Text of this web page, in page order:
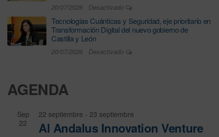
20/07/2026 Desactivado
Tecnologías Cuánticas y Seguridad, eje prioritario en
Transformación Digital del nuevo gobierno de
Castilla y León
20/07/2026 Desactivado
AGENDA
Sep
22
22 septiembre - 23 septiembre
Al Andalus Innovation Venture